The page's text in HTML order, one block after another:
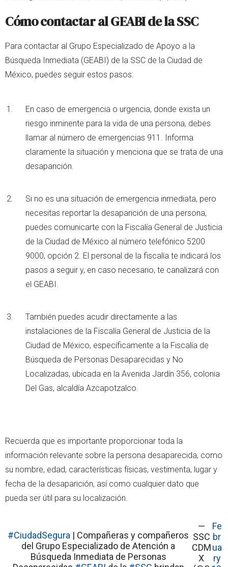
Cómo contactar al GEABI de la SSC
Para contactar al Grupo Especializado de Apoyo a la
Búsqueda Inmediata (GEABI) de la SSC de la Ciudad de
México, puedes seguir estos pasos:
En caso de emergencia o urgencia, donde exista un
riesgo inminente para la vida de una persona, debes
llamar al número de emergencias 911. Informa
claramente la situación y menciona que se trata de una
desaparición.
Si no es una situación de emergencia inmediata, pero
necesitas reportar la desaparición de una persona,
puedes comunicarte con la Fiscalía General de Justicia
de la Ciudad de México al número telefónico 5200
9000, opción 2. El personal de la fiscalía te indicará los
pasos a seguir y, en caso necesario, te canalizará con
el GEABI.
También puedes acudir directamente a las
instalaciones de la Fiscalía General de Justicia de la
Ciudad de México, específicamente a la Fiscalía de
Búsqueda de Personas Desaparecidas y No
Localizadas, ubicada en la Avenida Jardín 356, colonia
Del Gas, alcaldía Azcapotzalco.
Recuerda que es importante proporcionar toda la
información relevante sobre la persona desaparecida, como
su nombre, edad, características físicas, vestimenta, lugar y
fecha de la desaparición, así como cualquier dato que
pueda ser útil para su localización.
#CiudadSegura | Compañeras y compañeros
del Grupo Especializado de Atención a
Búsqueda Inmediata de Personas
—
SSC
CDM
X
Fe
br
ua
ry